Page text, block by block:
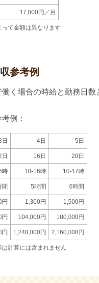
17,000円／月
て金額は異なります
参考例
く場合の時給と勤務日数
例：
日 4日 5日
日 16日 20日
時 10-16時 10-17時
間 5時間 6時間
円 1,300円 1,500円
円 104,000円 180,000円
円 1,248,000円 2,160,000円
計算には含まれません